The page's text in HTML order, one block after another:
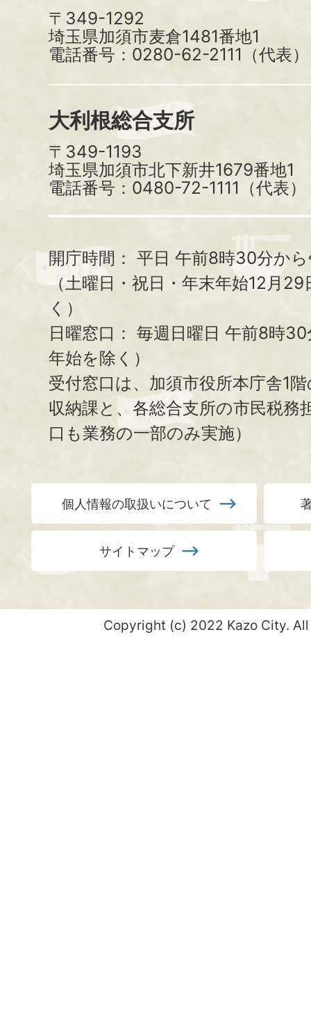
〒349-1292
埼玉県加須市麦倉1481番地1
電話番号：0280-62-2111（代表）
大利根総合支所
〒349-1193
埼玉県加須市北下新井1679番地1
電話番号：0480-72-1111（代表）
開庁時間： 平日 午前8時30分か
（土曜日・祝日・年末年始12月
く）
日曜窓口： 毎週日曜日 午前8時
年始を除く）
受付窓口は、加須市役所本庁舎1
収納課と、 各総合支所の市民税務
口も業務の一部のみ実施）
個人情報の取扱いについて
サイトマップ
Copyright (c) 2022 Kazo City.